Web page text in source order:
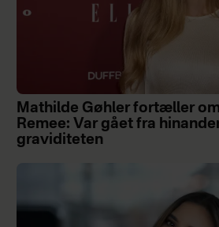
Mathilde Gøhler fortæller
Remee: Var gået fra
graviditeten